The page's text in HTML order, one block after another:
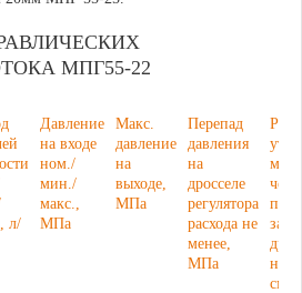
МПГ55-22
л/
Давление
на входе
ном./
мин./
макс.,
МПа
Макс.
давление
на
выходе,
МПа
Перепад
давления
на
дросселе
регулятора
расхода не
менее,
МПа
не
см³/